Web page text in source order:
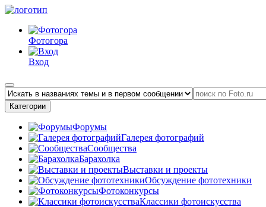
Фотогора
Вход
Категории
Форумы
Галерея фотографий
Сообщества
Барахолка
Выставки и проекты
Обсуждение фототехники
Фотоконкурсы
Классики фотоискусства